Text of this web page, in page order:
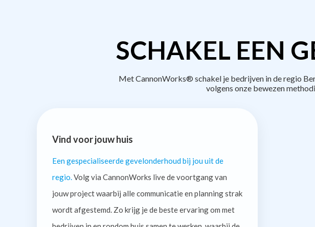
SCHAKEL EEN
Met CannonWorks® schakel je bedrijven in de regio
volgens onze bewezen
Vind voor jouw huis
Een gespecialiseerde gevelonderhoud bij jou uit de
regio. Volg via CannonWorks live de voortgang van
jouw project waarbij alle communicatie en planning strak
wordt afgestemd. Zo krijg je de beste ervaring om met